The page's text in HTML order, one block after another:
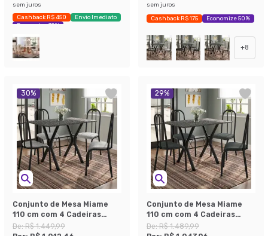
sem juros
Cashback R$ 450
Envio Imediato
Economize 39%
sem juros
Cashback R$ 175 Economize 50%
+8
30%
Conjunto de Mesa Miame
110 cm com 4 Cadeiras
Madri Preto e Vegetale
De:R$ 1.449,99
29%
Conjunto de Mesa Miame
110 cm com 4 Cadeiras
Madri Preto e Mesclado
De:R$ 1.489,99